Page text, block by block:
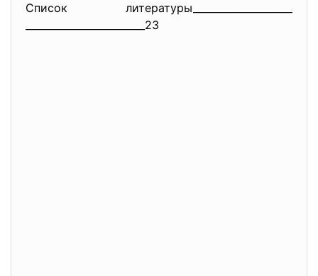
Список литературы____________________
________________________23